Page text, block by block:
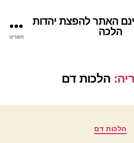
האתר להפצת יהדות
הלכה
תפריט
הלכות דם
קטגוריות
הלכות דם